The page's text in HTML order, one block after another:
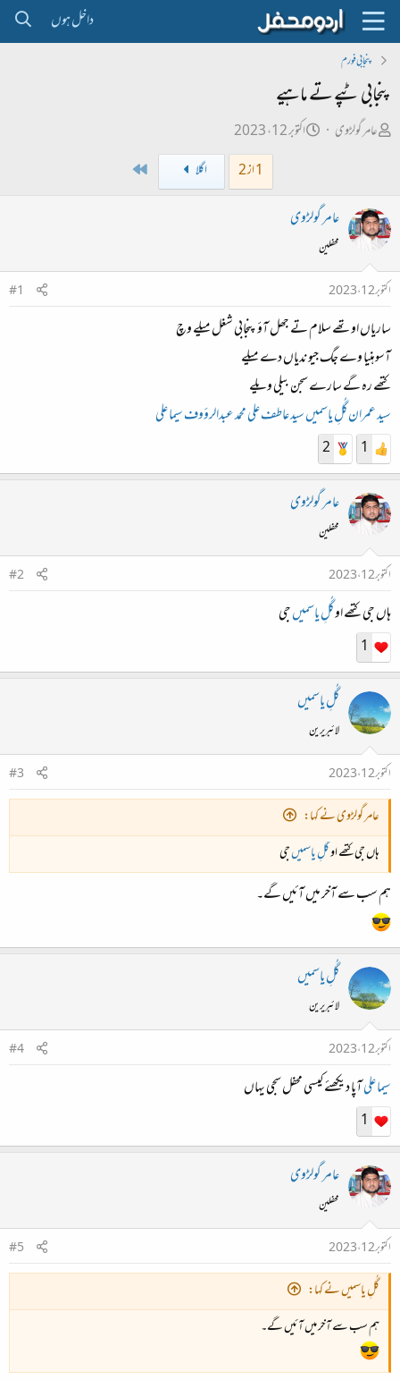
داخل ہوں
پنجابی فورم
پنجابی ٹپے تے ماہیے
ص
ب
ل
ی
عامر گولڑوی
ت
د
ا
ء
اکتوبر 12، 2023
1 از 2
اگلا
عامر گولڑوی
محفلین
اکتوبر 12، 2023
#1
ساریاں اوتھے سلام تے جھل آؤ پنجابی شغل میلے وچ
آسوہنیا وے جگ جیو ندیاں دے میلے
کتھے رہ گے سارے سجن بیلی ویلے
سید عمرانگُلِ یاسمیںسید عاطف علیمحمد عبدالرؤوفسیما علی
1
2
عامر گولڑوی
محفلین
اکتوبر 12، 2023
#2
ہاں جی کتھے اوگُلِ یاسمیںجی
1
گُلِ یاسمیں
لائبریرین
اکتوبر 12، 2023
#3
عامر گولڑوی نے کہا:
ہاں جی کتھے اوگُلِ یاسمیںجی
ہم سب سے آخر میں آئیں گے۔
گُلِ یاسمیں
لائبریرین
اکتوبر 12، 2023
#4
سیما علیآپا دیکھئے کیسی محفل سجی یہاں
1
عامر گولڑوی
محفلین
اکتوبر 12، 2023
#5
گُلِ یاسمیں نے کہا:
ہم سب سے آخر میں آئیں گے۔